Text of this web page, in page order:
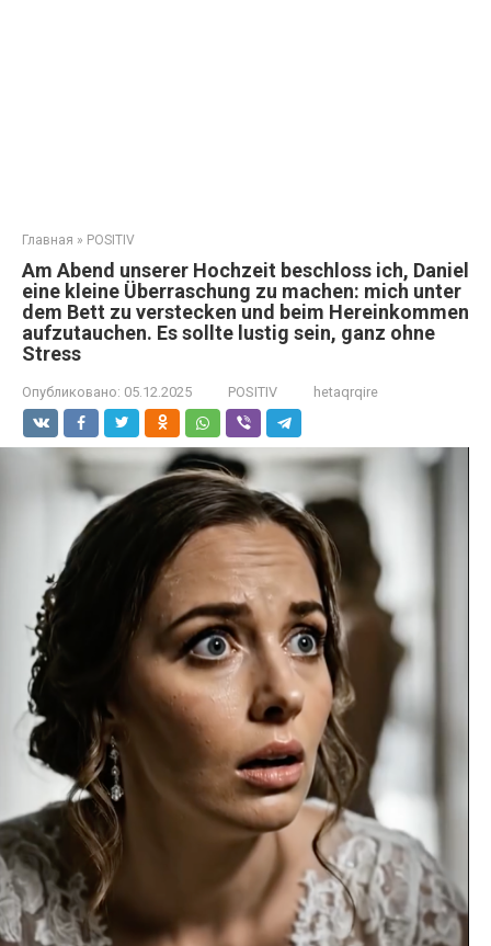
Главная » POSITIV
Am Abend unserer Hochzeit beschloss ich, Daniel
eine kleine Überraschung zu machen: mich unter
dem Bett zu verstecken und beim Hereinkommen
aufzutauchen. Es sollte lustig sein, ganz ohne
Stress
Опубликовано: 05.12.2025 POSITIV hetaqrqire